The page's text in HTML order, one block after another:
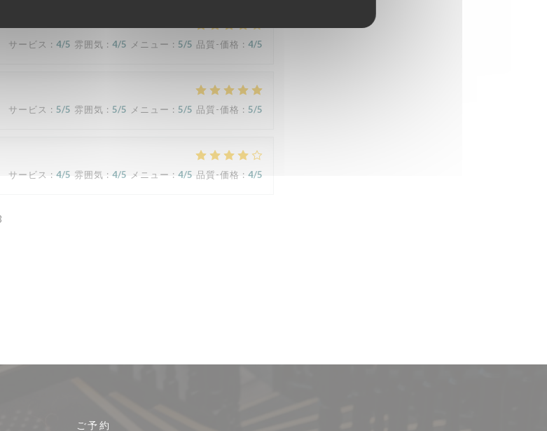
サービス : 4/5 雰囲気 : 4/5 メニュー : 5/5 品質-価格 : 4/5
サービス : 5/5 雰囲気 : 5/5 メニュー : 5/5 品質-価格 : 5/5
サービス : 4/5 雰囲気 : 4/5 メニュー : 4/5 品質-価格 : 4/5
ご予約